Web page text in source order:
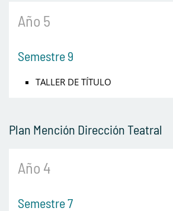
Año 5
Semestre 9
TALLER DE TÍTULO
Plan Mención Dirección Teatral
Año 4
Semestre 7